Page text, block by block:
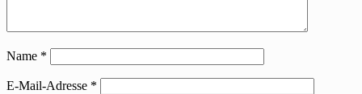
Name *
E-Mail-Adresse *